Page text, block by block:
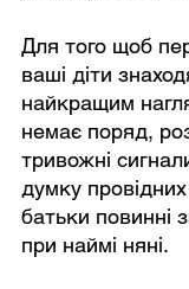
Для того щоб
ваші діти
найкращим
немає поряд,
тривожні
думку провідних
батьки повинні
при наймі няні.